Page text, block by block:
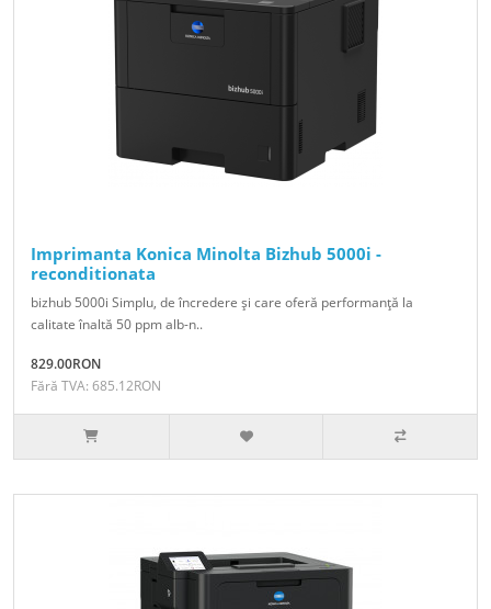
Imprimanta Konica Minolta Bizhub 5000i -
reconditionata
bizhub 5000i Simplu, de încredere şi care oferă performanţă la
calitate înaltă 50 ppm alb-n..
829.00RON
Fără TVA: 685.12RON